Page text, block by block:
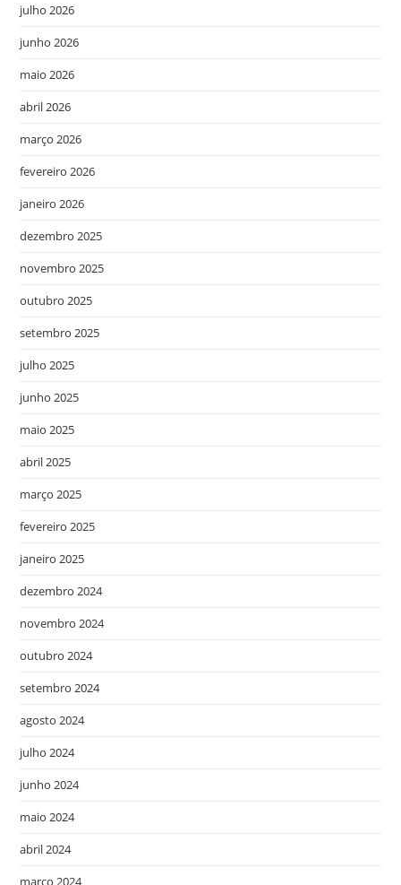
julho 2026
junho 2026
maio 2026
abril 2026
março 2026
fevereiro 2026
janeiro 2026
dezembro 2025
novembro 2025
outubro 2025
setembro 2025
julho 2025
junho 2025
maio 2025
abril 2025
março 2025
fevereiro 2025
janeiro 2025
dezembro 2024
novembro 2024
outubro 2024
setembro 2024
agosto 2024
julho 2024
junho 2024
maio 2024
abril 2024
março 2024